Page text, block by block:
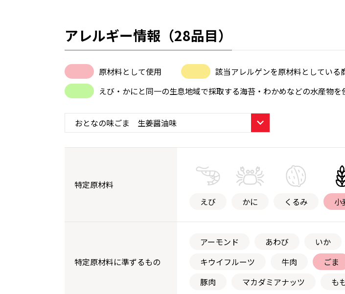
アレルギー情報（28品目）
原材料として使用
該当アレルゲンを原材料としてい
えび・かにと同一の生息地域で採取する海苔・わかめなどの水産物を
特定原材料
えび
かに くるみ 小
特定原材料に準ずるもの
アーモンド あわび いか
キウイフルーツ
牛肉 ごま
豚肉
マカダミアナッツ も